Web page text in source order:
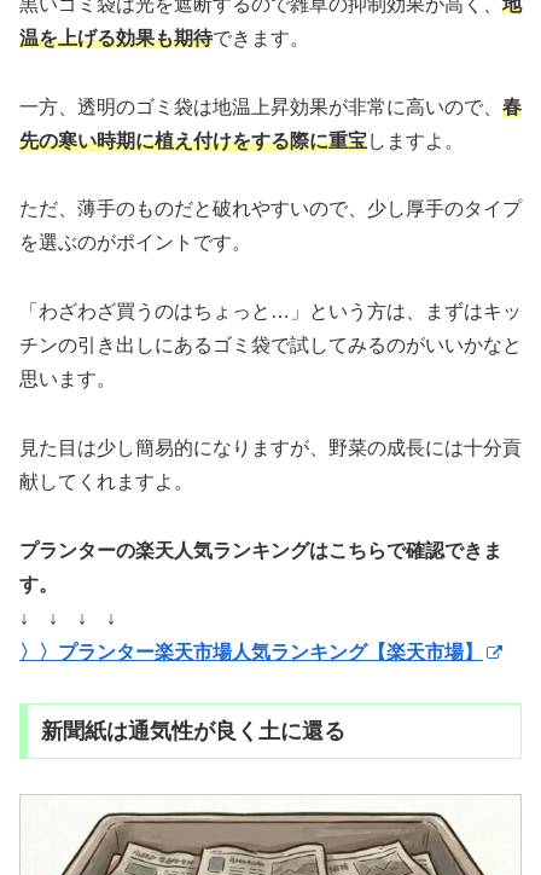
黒いゴミ袋は光を遮断するので雑草の抑制効果が高く、 地
温を上げる効果も期待できます。
一方、透明のゴミ袋は地温上昇効果が非常に高いので、 春
先の寒い時期に植え付けをする際に重宝しますよ。
ただ、薄手のものだと破れやすいので、少し厚手のタイプ
を選ぶのがポイントです。
「わざわざ買うのはちょっと…」という方は、まずはキッ
チンの引き出しにあるゴミ袋で試してみるのがいいかなと
思います。
見た目は少し簡易的になりますが、野菜の成長には十分貢
献してくれますよ。
プランターの楽天人気ランキングはこちらで確認できま
す。
↓ ↓ ↓ ↓
〉〉プランター楽天市場人気ランキング【楽天市場】
新聞紙は通気性が良く土に還る